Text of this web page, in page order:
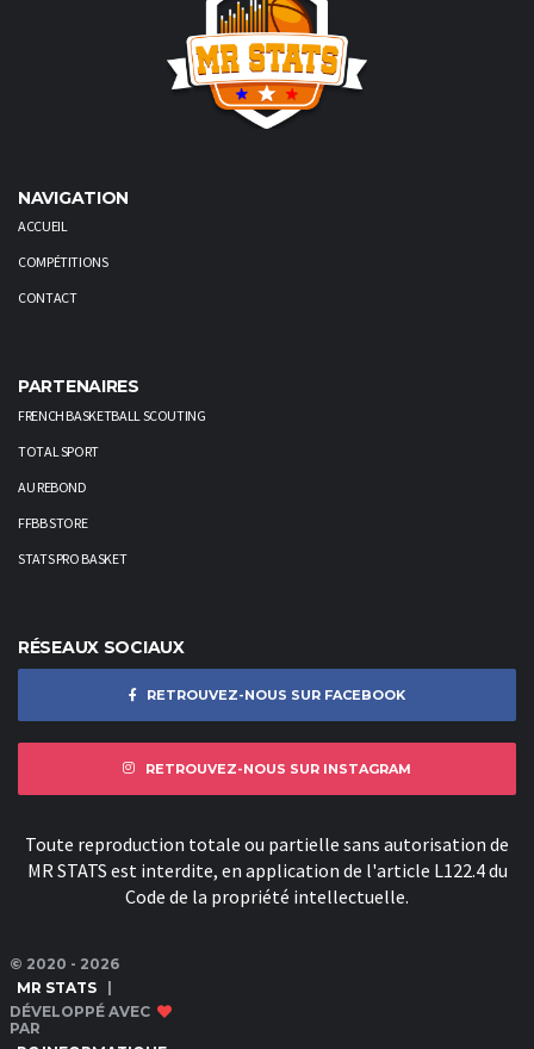
NAVIGATION
ACCUEIL
COMPÉTITIONS
CONTACT
PARTENAIRES
FRENCH BASKETBALL SCOUTING
TOTAL SPORT
AU REBOND
FFBB STORE
STATS PRO BASKET
RÉSEAUX SOCIAUX
RETROUVEZ-NOUS SUR FACEBOOK
RETROUVEZ-NOUS SUR INSTAGRAM
Toute reproduction totale ou partielle sans autorisation de
MR STATS est interdite, en application de l'article L122.4 du
Code de la propriété intellectuelle.
© 2020 - 2026
MR STATS
DÉVELOPPÉ AVEC
PAR